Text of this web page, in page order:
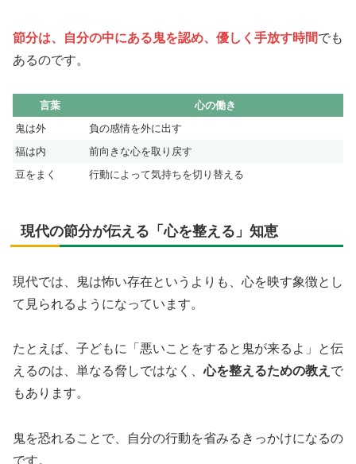
節分は、自分の中にある鬼を認め、優しく手放す時間でも
あるのです。
言葉
心の働き
鬼は外
負の感情を外に出す
福は内
前向きな心を取り戻す
豆をまく
行動によって気持ちを切り替える
現代の節分が伝える「心を整える」知恵
現代では、鬼は怖い存在というよりも、心を映す象徴とし
て見られるようになっています。
たとえば、子どもに「悪いことをすると鬼が来るよ」と伝
えるのは、単なる脅しではなく、心を整えるための教え で
もあります。
鬼を恐れることで、自分の行動を省みるきっかけになるの
です。